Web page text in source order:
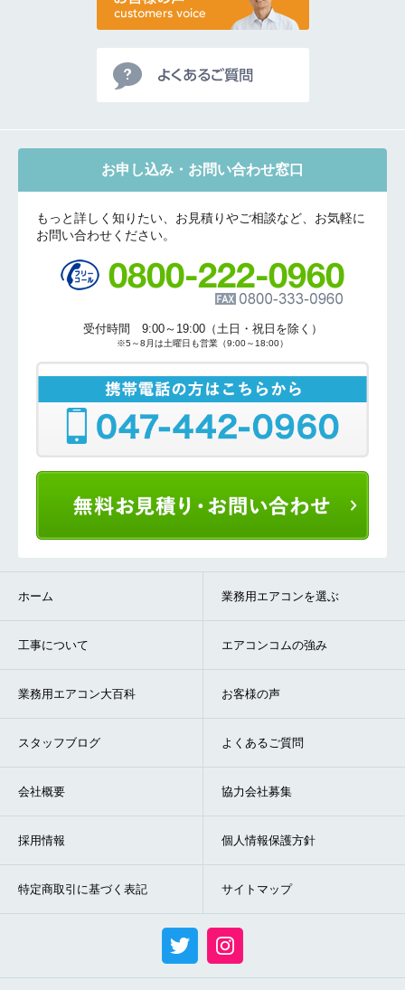
お申し込み・お問い合わせ窓口
もっと詳しく知りたい、お見積りやご相談など、お気軽に
お問い合わせください。
受付時間 9:00～19:00（土日・祝日を除く）
※5～8月は土曜日も営業（9:00～18:00）
ホーム 業務用エアコンを選ぶ
工事について エアコンコムの強み
業務用エアコン大百科 お客様の声
スタッフブログ よくあるご質問
会社概要 協力会社募集
採用情報 個人情報保護方針
特定商取引に基づく表記 サイトマップ